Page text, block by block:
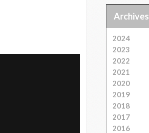
Archives
2024
2023
2022
2021
2020
2019
2018
2017
2016